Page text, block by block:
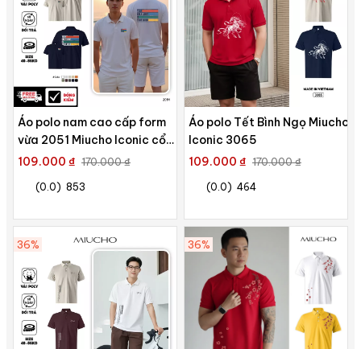
Áo polo nam cao cấp form
vừa 2051 Miucho Iconic cổ
trụ vải cá sấu polyester
109.000 ₫ 170.000 ₫
(0.0) 853
Áo polo Tết Bình Ngọ Miucho
Iconic 3065
109.000 ₫ 170.000 ₫
(0.0) 464
36% 36%